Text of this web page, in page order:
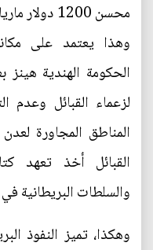
محسن 1200
وهذا يعتمد على
الحكومة الهندية
لزعماء القبائل
المناطق المجاورة
القبائل أخذ تعهد
والسلطات البريطانية
وهكذا، تميز النفوذ